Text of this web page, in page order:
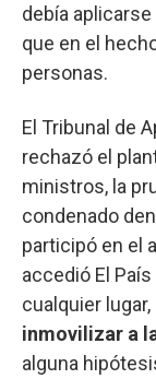
debía
que en el
personas.
El Tribunal de
rechazó el
ministros, la
condenado
participó en el
accedió El
cualquier
inmovilizar a
alguna